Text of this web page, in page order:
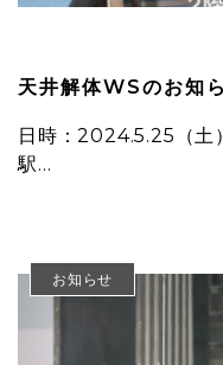
天井解体WSのお知
日時：2024.5.25（
駅…
お知らせ